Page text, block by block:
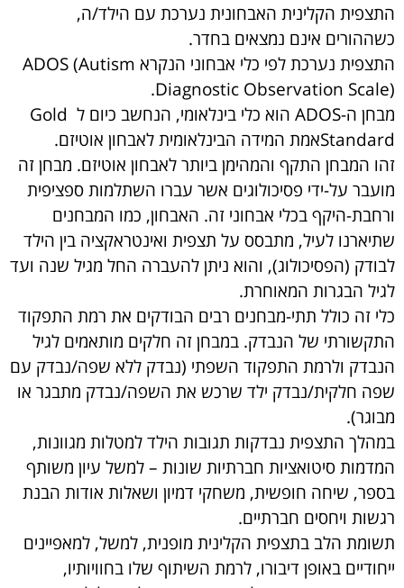
התצפית הקלינית האבחונית נערכת עם הילד/ה,
כשההורים אינם נמצאים בחדר.
התצפית נערכת לפי כלי אבחוני הנקרא ADOS (Autism
Diagnostic Observation Scale).
מבחן ה-ADOS הוא כלי בינלאומי, הנחשב כיום ל Gold
Standardאמת המידה הבינלאומית לאבחון אוטיזם.
זהו המבחן התקף והמהימן ביותר לאבחון אוטיזם. מבחן זה
מועבר על-ידי פסיכולוגים אשר עברו השתלמות ספציפית
ורחבת-היקף בכלי אבחוני זה. האבחון, כמו המבחנים
שתיארנו לעיל, מתבסס על תצפית ואינטראקציה בין הילד
לבודק (הפסיכולוג), והוא ניתן להעברה החל מגיל שנה ועד
לגיל הבגרות המאוחרת.
כלי זה כולל תתי-מבחנים רבים הבודקים את רמת התפקוד
התקשורתי של הנבדק. במבחן זה חלקים מותאמים לגיל
הנבדק ולרמת התפקוד השפתי (נבדק ללא שפה/נבדק עם
שפה חלקית/נבדק ילד שרכש את השפה/נבדק מתבגר או
מבוגר).
במהלך התצפית נבדקות תגובות הילד למטלות מגוונות,
המדמות סיטואציות חברתיות שונות – למשל עיון משותף
בספר, שיחה חופשית, משחקי דמיון ושאלות אודות הבנת
רגשות ויחסים חברתיים.
תשומת הלב בתצפית הקלינית מופנית, למשל, למאפיינים
ייחודיים באופן דיבורו, לרמת השיתוף שלו בחוויותיו,